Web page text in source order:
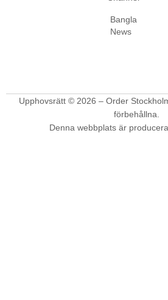
Bangla
News
Upphovsrätt © 2026 – Order
förbehållna.
Denna webbplats är